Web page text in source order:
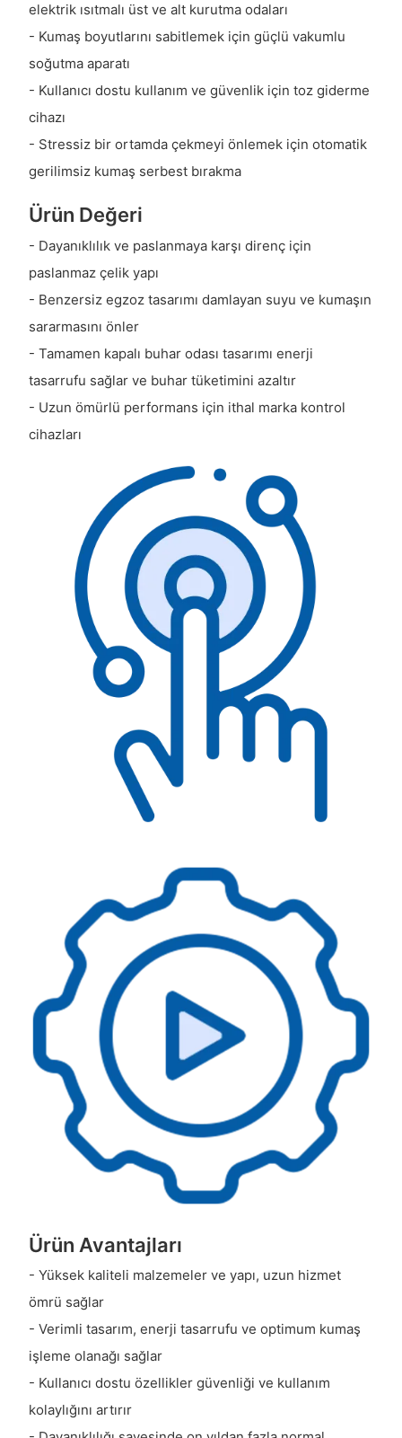
elektrik ısıtmalı üst ve alt kurutma odaları
- Kumaş boyutlarını sabitlemek için güçlü vakumlu
soğutma aparatı
- Kullanıcı dostu kullanım ve güvenlik için toz giderme
cihazı
- Stressiz bir ortamda çekmeyi önlemek için otomatik
gerilimsiz kumaş serbest bırakma
Ürün Değeri
- Dayanıklılık ve paslanmaya karşı direnç için
paslanmaz çelik yapı
- Benzersiz egzoz tasarımı damlayan suyu ve kumaşın
sararmasını önler
- Tamamen kapalı buhar odası tasarımı enerji
tasarrufu sağlar ve buhar tüketimini azaltır
- Uzun ömürlü performans için ithal marka kontrol
cihazları
Ürün Avantajları
- Yüksek kaliteli malzemeler ve yapı, uzun hizmet
ömrü sağlar
- Verimli tasarım, enerji tasarrufu ve optimum kumaş
işleme olanağı sağlar
- Kullanıcı dostu özellikler güvenliği ve kullanım
kolaylığını artırır